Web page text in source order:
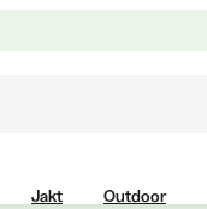
Jakt Outdoor